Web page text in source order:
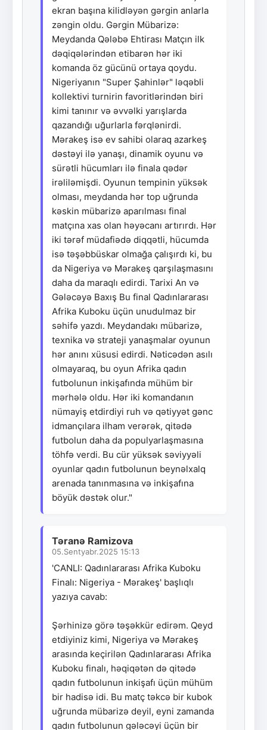
ekran başına kilidləyən gərgin anlarla
zəngin oldu. Gərgin Mübarizə:
Meydanda Qələbə Ehtirası Matçın ilk
dəqiqələrindən etibarən hər iki
komanda öz gücünü ortaya qoydu.
Nigeriyanın "Super Şahinlər" ləqəbli
kollektivi turnirin favoritlərindən biri
kimi tanınır və əvvəlki yarışlarda
qazandığı uğurlarla fərqlənirdi.
Mərakeş isə ev sahibi olaraq azarkeş
dəstəyi ilə yanaşı, dinamik oyunu və
sürətli hücumları ilə finala qədər
irəliləmişdi. Oyunun tempinin yüksək
olması, meydanda hər top uğrunda
kəskin mübarizə aparılması final
matçına xas olan həyəcanı artırırdı. Hər
iki tərəf müdafiədə diqqətli, hücumda
isə təşəbbüskar olmağa çalışırdı ki, bu
da Nigeriya və Mərakeş qarşılaşmasını
daha da maraqlı edirdi. Tarixi An və
Gələcəyə Baxış Bu final Qadınlararası
Afrika Kuboku üçün unudulmaz bir
səhifə yazdı. Meydandakı mübarizə,
texnika və strateji yanaşmalar oyunun
hər anını xüsusi edirdi. Nəticədən asılı
olmayaraq, bu oyun Afrika qadın
futbolunun inkişafında mühüm bir
mərhələ oldu. Hər iki komandanın
nümayiş etdirdiyi ruh və qətiyyət gənc
idmançılara ilham verərək, qitədə
futbolun daha da populyarlaşmasına
töhfə verdi. Bu cür yüksək səviyyəli
oyunlar qadın futbolunun beynəlxalq
arenada tanınmasına və inkişafına
böyük dəstək olur."
Təranə Ramizova
05.Sentyabr.2025 15:13
'CANLI: Qadınlararası Afrika Kuboku
Finalı: Nigeriya - Mərakeş' başlıqlı
yazıya cavab:
Şərhinizə görə təşəkkür edirəm. Qeyd
etdiyiniz kimi, Nigeriya və Mərakeş
arasında keçirilən Qadınlararası Afrika
Kuboku finalı, həqiqətən də qitədə
qadın futbolunun inkişafı üçün mühüm
bir hadisə idi. Bu matç təkcə bir kubok
uğrunda mübarizə deyil, eyni zamanda
qadın futbolunun gələcəyi üçün bir